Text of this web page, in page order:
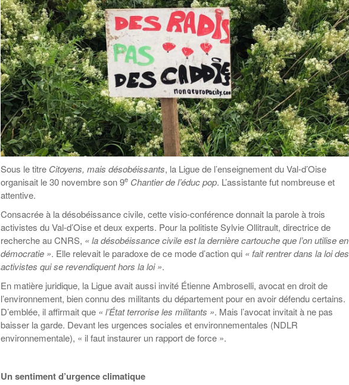
Malle pédagogique «
Parcours d’exils d’hier
et d’aujourd’hui »
La ligue 95 et
Recyclivre
Lutte contre
l’illettrisme
Education aux médias
Les veilleurs de l’info
Education verte
Formation Eco-
délégué.es
Actualité Ecole
Pour s’inscrire
Sous le titre Citoyens, mais désobéissants, la Ligue de l’enseignement du Val-d’Oise
organisait le 30 novembre son 9e Chantier de l’éduc pop. L’assistante fut nombreuse et
attentive.
Consacrée à la désobéissance civile, cette visio-conférence donnait la parole à trois
activistes du Val-d’Oise et deux experts. Pour la politiste Sylvie Ollitrault, directrice de
recherche au CNRS, « la désobéissance civile est la dernière cartouche que l’on utilise en
démocratie ». Elle relevait le paradoxe de ce mode d’action qui « fait rentrer dans la loi des
activistes qui se revendiquent hors la loi ».
En matière juridique, la Ligue avait aussi invité Étienne Ambroselli, avocat en droit de
l’environnement, bien connu des militants du département pour en avoir défendu certains.
D’emblée, il affirmait que « l’État terrorise les militants ». Mais l’avocat invitait à ne pas
baisser la garde. Devant les urgences sociales et environnementales (NDLR
environnementale), « il faut instaurer un rapport de force ».
Un sentiment d’urgence climatique